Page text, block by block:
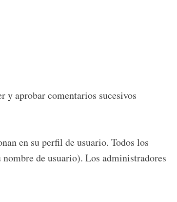
y aprobar comentarios sucesivos
en su perfil de usuario. Todos los
de usuario). Los administradores